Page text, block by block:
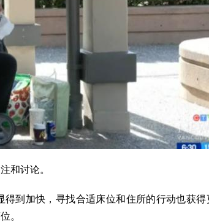
和讨论。
到加快，寻找合适床位和住所的行动也获得
。